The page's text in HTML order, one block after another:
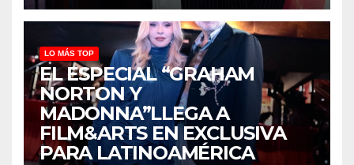
LO MÁS TOP
EL ESPECIAL “GRAHAM
NORTON Y
MADONNA”LLEGA A
FILM&ARTS EN EXCLUSIVA
PARA LATINOAMÉRICA